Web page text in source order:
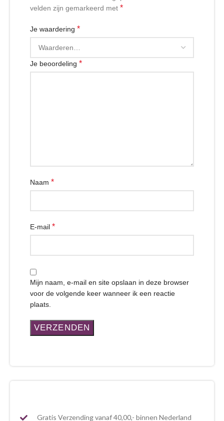
velden zijn gemarkeerd met *
Je waardering *
Je beoordeling *
Naam *
E-mail *
Mijn naam, e-mail en site opslaan in deze browser
voor de volgende keer wanneer ik een reactie
plaats.
Gratis Verzending vanaf 40,00,- binnen Nederland